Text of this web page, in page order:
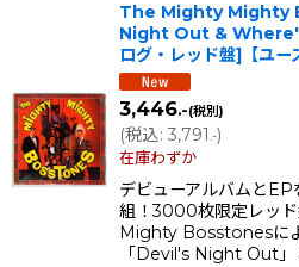
The Mighty Mighty
Night Out &
ログ・レッド盤]【ユー
3,446.-(税別)
(税込: 3,791.-)
在庫わずか
デビューアルバムと
組！3000枚限定レッ
Mighty Bosstonesに
「Devil's Night Out」